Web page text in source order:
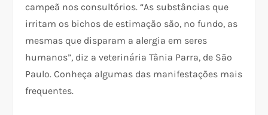
campeã nos consultórios. “As substâncias que
irritam os bichos de estimação são, no fundo, as
mesmas que disparam a alergia em seres
humanos”, diz a veterinária Tânia Parra, de São
Paulo. Conheça algumas das manifestações mais
frequentes.